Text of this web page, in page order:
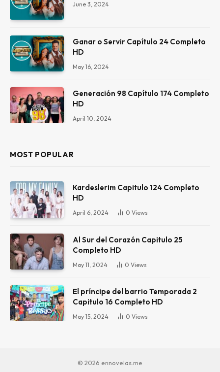
June 3, 2024
Ganar o Servir Capítulo 24 Completo
HD
May 16, 2024
Generación 98 Capítulo 174 Completo
HD
April 10, 2024
MOST POPULAR
Kardeslerim Capitulo 124 Completo
HD
April 6, 2024 0 Views
Al Sur del Corazón Capitulo 25
Completo HD
May 11, 2024 0 Views
El príncipe del barrio Temporada 2
Capitulo 16 Completo HD
May 15, 2024 0 Views
© 2026 ennovelas.me